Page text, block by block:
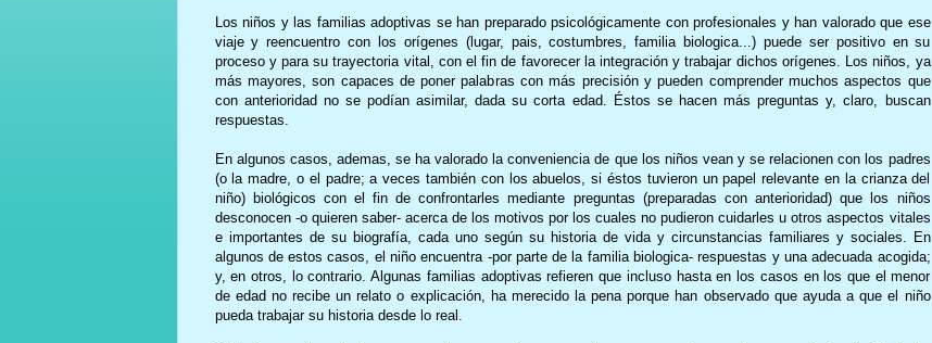
Los niños y las familias adoptivas se han preparado psicológicamente con profesionales y han valorado que ese
viaje y reencuentro con los orígenes (lugar, pais, costumbres, familia biologica...) puede ser positivo en su
proceso y para su trayectoria vital, con el fin de favorecer la integración y trabajar dichos orígenes. Los niños, ya
más mayores, son capaces de poner palabras con más precisión y pueden comprender muchos aspectos que
con anterioridad no se podían asimilar, dada su corta edad. Éstos se hacen más preguntas y, claro, buscan
respuestas.
En algunos casos, ademas, se ha valorado la conveniencia de que los niños vean y se relacionen con los padres
(o la madre, o el padre; a veces también con los abuelos, si éstos tuvieron un papel relevante en la crianza del
niño) biológicos con el fin de confrontarles mediante preguntas (preparadas con anterioridad) que los niños
desconocen -o quieren saber- acerca de los motivos por los cuales no pudieron cuidarles u otros aspectos vitales
e importantes de su biografía, cada uno según su historia de vida y circunstancias familiares y sociales. En
algunos de estos casos, el niño encuentra -por parte de la familia biologica- respuestas y una adecuada acogida;
y, en otros, lo contrario. Algunas familias adoptivas refieren que incluso hasta en los casos en los que el menor
de edad no recibe un relato o explicación, ha merecido la pena porque han observado que ayuda a que el niño
pueda trabajar su historia desde lo real.